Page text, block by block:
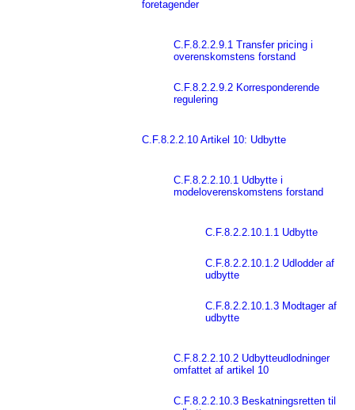
foretagender
C.F.8.2.2.9.1 Transfer pricing i
overenskomstens forstand
C.F.8.2.2.9.2 Korresponderende
regulering
C.F.8.2.2.10 Artikel 10: Udbytte
C.F.8.2.2.10.1 Udbytte i
modeloverenskomstens forstand
C.F.8.2.2.10.1.1 Udbytte
C.F.8.2.2.10.1.2 Udlodder af
udbytte
C.F.8.2.2.10.1.3 Modtager af
udbytte
C.F.8.2.2.10.2 Udbytteudlodninger
omfattet af artikel 10
C.F.8.2.2.10.3 Beskatningsretten til